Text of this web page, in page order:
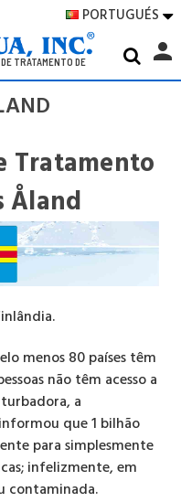
PORTUGUÉS 
TRATAMENTO DE
Search
Keyword:
person
Tratamento
Åland
menos 80 países têm
não têm acesso a
a
que 1 bilhão
para simplesmente
infelizmente, em
contaminada.